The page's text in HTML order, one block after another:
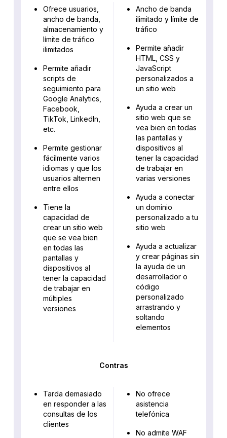
Ofrece usuarios,
ancho de banda,
almacenamiento y
límite de tráfico
ilimitados
Permite añadir
scripts de
seguimiento para
Google Analytics,
Facebook,
TikTok, LinkedIn,
etc.
Permite gestionar
fácilmente varios
idiomas y que los
usuarios alternen
entre ellos
Tiene la
capacidad de
crear un sitio web
que se vea bien
en todas las
pantallas y
dispositivos al
tener la capacidad
de trabajar en
múltiples
versiones
Ancho de banda
ilimitado y límite de
tráfico
Permite añadir
HTML, CSS y
JavaScript
personalizados a
un sitio web
Ayuda a crear un
sitio web que se
vea bien en todas
las pantallas y
dispositivos al
tener la capacidad
de trabajar en
varias versiones
Ayuda a conectar
un dominio
personalizado a tu
sitio web
Ayuda a actualizar
y crear páginas sin
la ayuda de un
desarrollador o
código
personalizado
arrastrando y
soltando
elementos
Contras
Tarda demasiado
en responder a las
consultas de los
clientes
No ofrece
asistencia
telefónica
No admite WAF